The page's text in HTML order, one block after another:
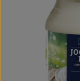
Obst & Gemüse
Kühltheke
Backwaren